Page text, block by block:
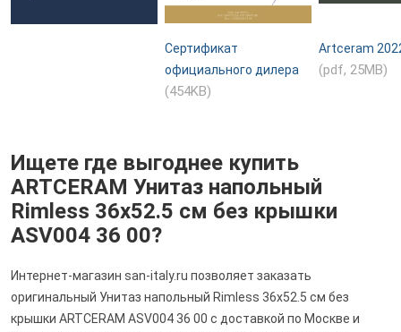
Сертификат
официального дилера
(454KB)
Artceram
(pdf, 25MB)
Ищете где выгоднее купить
ARTCERAM Унитаз напольный
Rimless 36х52.5 см без крышки
ASV004 36 00?
Интернет-магазин san-italy.ru позволяет заказать
оригинальный Унитаз напольный Rimless 36х52.5 см без
крышки ARTCERAM ASV004 36 00 с доставкой по Москве и